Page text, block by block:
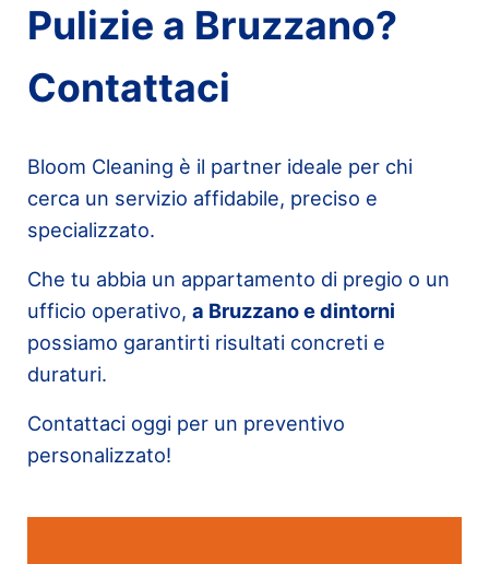
Pulizie a Bruzzano?
Contattaci
Bloom Cleaning è il partner ideale per chi
cerca un servizio affidabile, preciso e
specializzato.
Che tu abbia un appartamento di pregio o un
ufficio operativo, a Bruzzano e dintorni
possiamo garantirti risultati concreti e
duraturi.
Contattaci oggi per un preventivo
personalizzato!